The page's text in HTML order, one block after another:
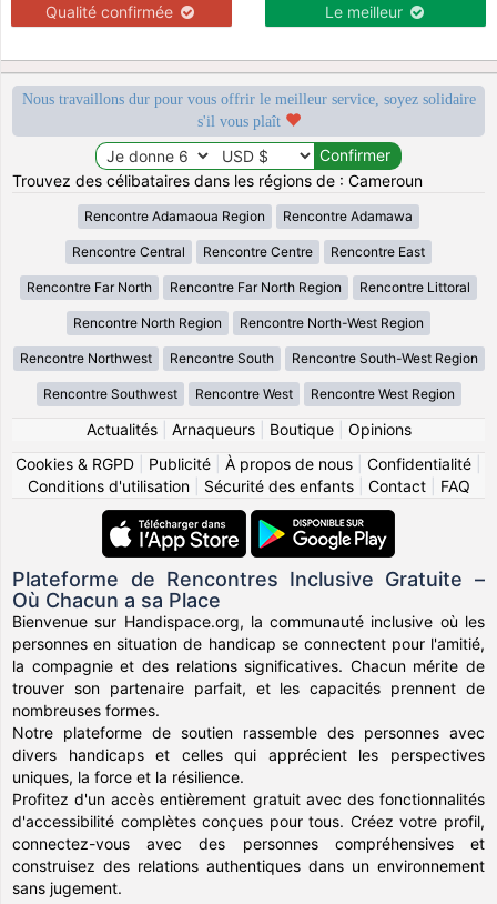
Qualité confirmée Le meilleur
Nous travaillons dur pour vous offrir le meilleur service, soyez solidaire
s'il vous plaît
Trouvez des célibataires dans les régions de : Cameroun
Rencontre Adamaoua Region Rencontre Adamawa
Rencontre Central Rencontre Centre Rencontre East
Rencontre Far North Rencontre Far North Region Rencontre Littoral
Rencontre North Region Rencontre North-West Region
Rencontre Northwest Rencontre South Rencontre South-West Region
Rencontre Southwest Rencontre West Rencontre West Region
Actualités| Arnaqueurs| Boutique| Opinions
Cookies & RGPD
Publicité À propos de nous Confidentialité
Conditions d'utilisation| Sécurité des enfants| Contact| FAQ
Plateforme de Rencontres Inclusive Gratuite –
Où Chacun a sa Place
Bienvenue sur Handispace.org, la communauté inclusive où les
personnes en situation de handicap se connectent pour l'amitié,
la compagnie et des relations significatives. Chacun mérite de
trouver son partenaire parfait, et les capacités prennent de
nombreuses formes.
Notre plateforme de soutien rassemble des personnes avec
divers handicaps et celles qui apprécient les perspectives
uniques, la force et la résilience.
Profitez d'un accès entièrement gratuit avec des fonctionnalités
d'accessibilité complètes conçues pour tous. Créez votre profil,
connectez-vous avec des personnes compréhensives et
construisez des relations authentiques dans un environnement
sans jugement.